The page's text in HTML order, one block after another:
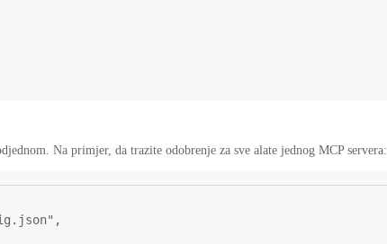
Na primjer, da trazite odobrenje za sve alate jednog MCP servera:
,